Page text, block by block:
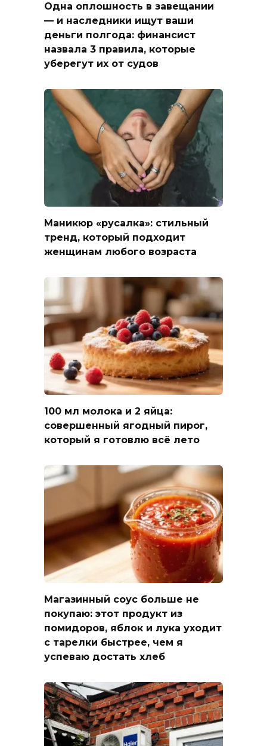
Одна оплошность в завещании
— и наследники ищут ваши
деньги полгода: финансист
назвала 3 правила, которые
уберегут их от судов
Маникюр «русалка»: стильный
тренд, который подходит
женщинам любого возраста
100 мл молока и 2 яйца:
совершенный ягодный пирог,
который я готовлю всё лето
Магазинный соус больше не
покупаю: этот продукт из
помидоров, яблок и лука уходит
с тарелки быстрее, чем я
успеваю достать хлеб